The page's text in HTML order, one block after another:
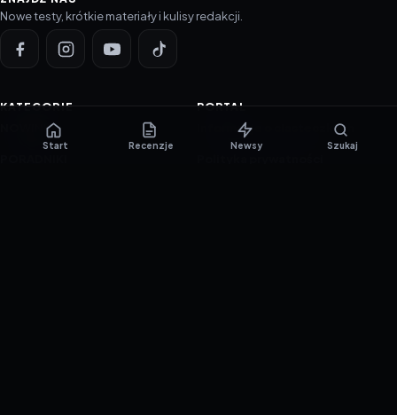
Nowe testy, krótkie materiały i kulisy redakcji.
KATEGORIE
NOWINKI
PORTAL
Informacje o ciasteczkach
Start Recenzje Newsy Szukaj